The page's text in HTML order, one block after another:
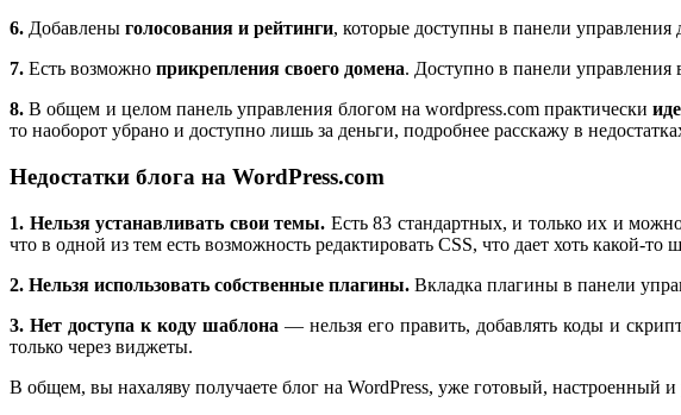
6. Добавлены голосования и рейтинги, которые доступны в панели управления
7. Есть возможно прикрепления своего домена. Доступно в панели управления
8. В общем и целом панель управления блогом на wordpress.com практически
то наоборот убрано и доступно лишь за деньги, подробнее расскажу в
Недостатки блога на WordPress.com
1. Нельзя устанавливать свои темы. Есть 83 стандартных, и только их и
что в одной из тем есть возможность редактировать CSS, что дает хоть какой-
2. Нельзя использовать собственные плагины. Вкладка плагины в панели
3. Нет доступа к коду шаблона — нельзя его править, добавлять коды и
только через виджеты.
В общем, вы нахаляву получаете блог на WordPress, уже готовый, настроенный